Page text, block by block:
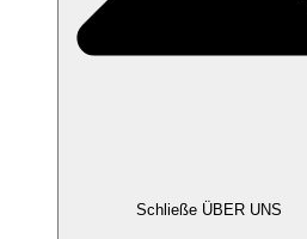
Schließe ÜBER UNS